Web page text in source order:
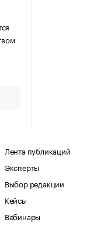
Лента публикаций
Эксперты
Выбор редакции
Кейсы
Вебинары